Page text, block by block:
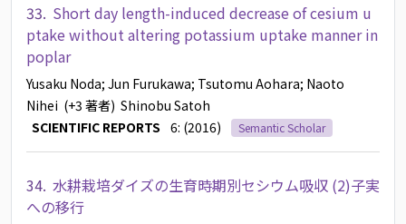
33. Short day length-induced decrease of cesium u
ptake without altering potassium uptake manner in
poplar
Yusaku Noda; Jun Furukawa; Tsutomu Aohara; Naoto
Nihei (+3 著者) Shinobu Satoh
SCIENTIFIC REPORTS 6: (2016) Semantic Scholar
34. 水耕栽培ダイズの生育時期別セシウム吸収 (2)子実
への移行